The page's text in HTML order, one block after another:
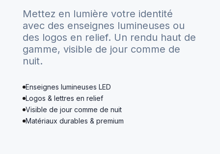
Mettez en lumière votre identité
avec des enseignes lumineuses ou
des logos en relief. Un rendu haut de
gamme, visible de jour comme de
nuit.
Enseignes lumineuses LED
Logos & lettres en relief
Visible de jour comme de nuit
Matériaux durables & premium